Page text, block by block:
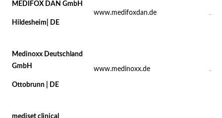
MEDIFOX DAN GmbH
Hildesheim| DE
www.medifoxdan.de
Medinoxx Deutschland
GmbH
Ottobrunn | DE
www.medinoxx.de
mediset clinical